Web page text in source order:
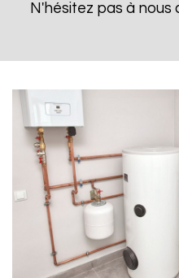
N'hésitez pas à